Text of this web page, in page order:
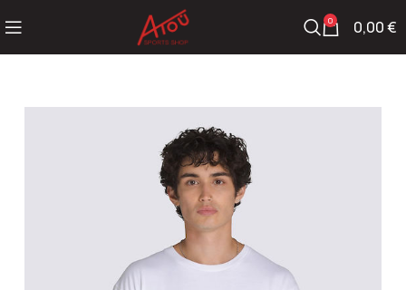
0 0,00€